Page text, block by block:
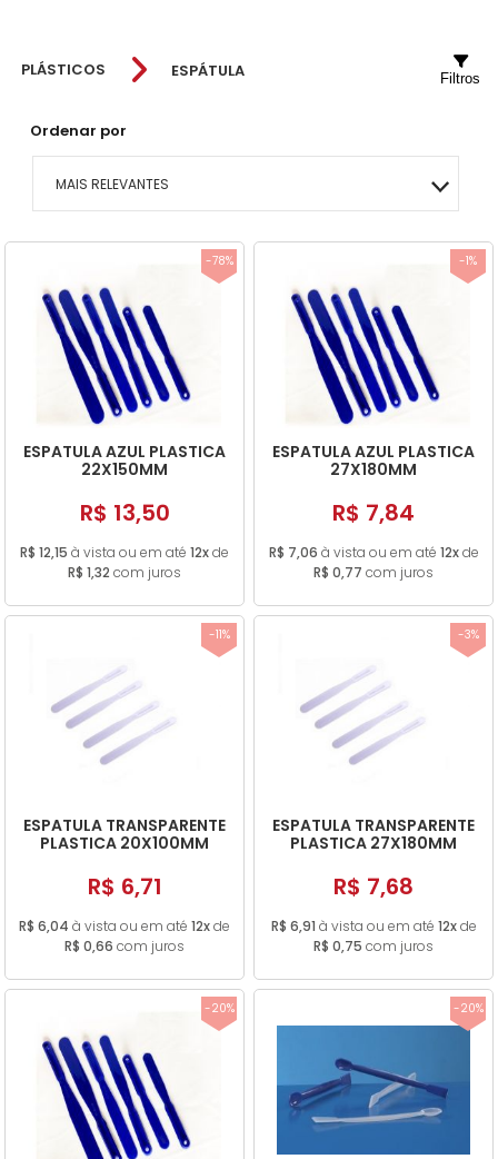
PLÁSTICOS ESPÁTULA
Ordenar por
MAIS RELEVANTES
MAIS VENDIDOS
MENOR PREÇO
MAIOR PREÇO
A - Z
Filtros
-78%
ESPATULA AZUL PLASTICA
22X150MM
R$ 13,50
R$ 12,15 à vista ou em até 12xde
R$ 1,32 com juros
-1%
ESPATULA AZUL PLASTICA
27X180MM
R$ 7,84
R$ 7,06 à vista ou em até 12xde
R$ 0,77 com juros
-11%
ESPATULA TRANSPARENTE
PLASTICA 20X100MM
R$ 6,71
R$ 6,04 à vista ou em até 12xde
R$ 0,66 com juros
-3%
ESPATULA TRANSPARENTE
PLASTICA 27X180MM
R$ 7,68
R$ 6,91 à vista ou em até 12xde
R$ 0,75 com juros
-20% -20%